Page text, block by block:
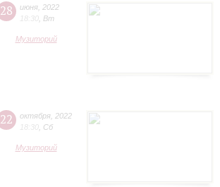
28 июня 2022
18:30 Вт
Музиторий
22 октября 2022
18:30 Сб
Музиторий